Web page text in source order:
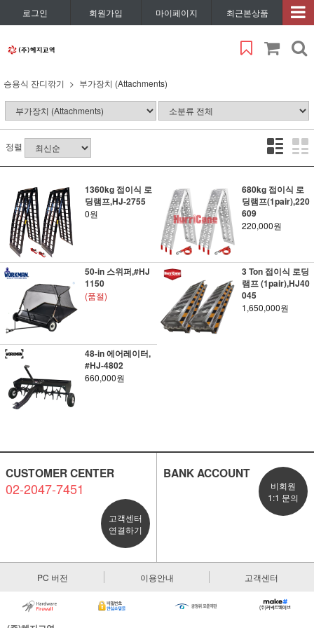
로그인 회원가입 마이페이지 최근본상품
승용식 잔디깎기 부가장치 (Attachments)
정렬
1360kg 접이식 로
딩램프,HJ-2755
0원
680kg 접이식 로
딩램프(1pair),220
609
220,000원
50-in 스위퍼,#HJ
1150
(품절)
3 Ton 접이식 로딩
램프 (1pair),HJ40
045
1,650,000원
48-in 에어레이터,
#HJ-4802
660,000원
CUSTOMER CENTER
02-2047-7451
고객센터
연결하기
BANK ACCOUNT
비회원
1:1 문의
PC 버전 이용안내 고객센터